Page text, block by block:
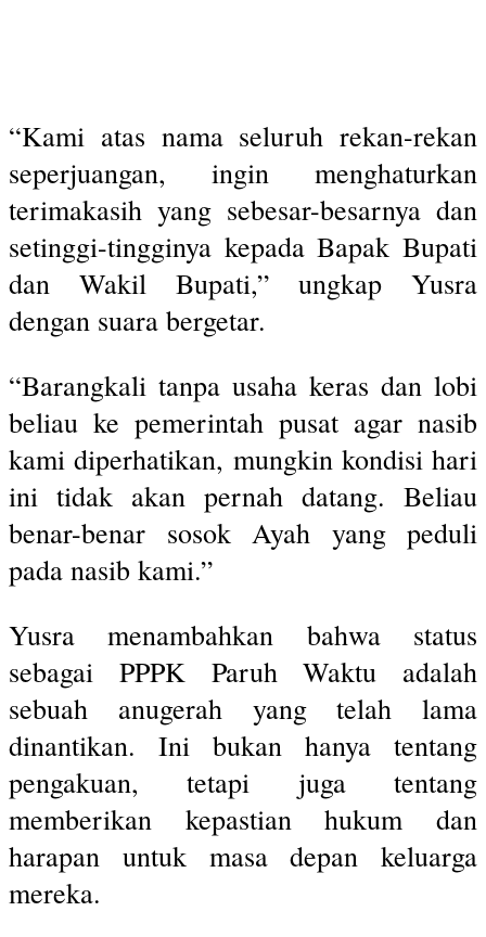
“Kami atas nama seluruh rekan-rekan
seperjuangan, ingin menghaturkan
terimakasih yang sebesar-besarnya dan
setinggi-tingginya kepada Bapak Bupati
dan Wakil Bupati,” ungkap Yusra
dengan suara bergetar.
“Barangkali tanpa usaha keras dan lobi
beliau ke pemerintah pusat agar nasib
kami diperhatikan, mungkin kondisi hari
ini tidak akan pernah datang. Beliau
benar-benar sosok Ayah yang peduli
pada nasib kami.”
Yusra menambahkan bahwa status
sebagai PPPK Paruh Waktu adalah
sebuah anugerah yang telah lama
dinantikan. Ini bukan hanya tentang
pengakuan, tetapi juga tentang
memberikan kepastian hukum dan
harapan untuk masa depan keluarga
mereka.